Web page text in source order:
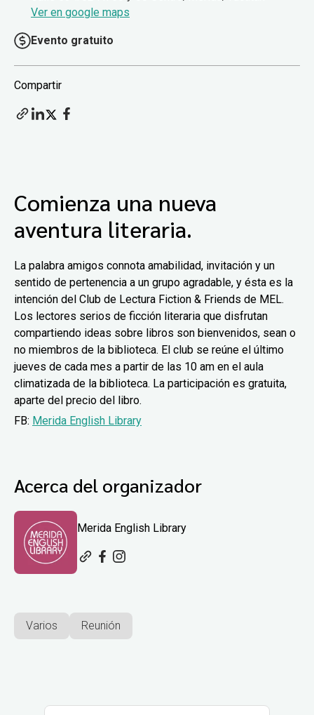
Ver en google maps
Evento gratuito
Compartir
Comienza una nueva
aventura literaria.
La palabra amigos connota amabilidad, invitación y un
sentido de pertenencia a un grupo agradable, y ésta es la
intención del Club de Lectura Fiction & Friends de MEL.
Los lectores serios de ficción literaria que disfrutan
compartiendo ideas sobre libros son bienvenidos, sean o
no miembros de la biblioteca. El club se reúne el último
jueves de cada mes a partir de las 10 am en el aula
climatizada de la biblioteca. La participación es gratuita,
aparte del precio del libro.
FB: Merida English Library
Acerca del organizador
Merida English Library
Varios Reunión